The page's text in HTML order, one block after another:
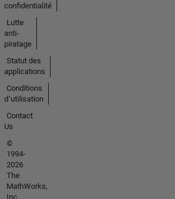
confidentialité
Lutte
anti-
piratage
Statut des
applications
Conditions
d՚utilisation
Contact
Us
©
1994-
2026
The
MathWorks,
Inc.